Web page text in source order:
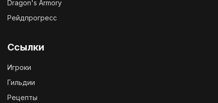
Dragon's Armory
Рейдпрогресс
Ссылки
Игроки
Гильдии
Рецепты